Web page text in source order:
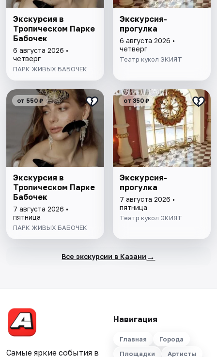
Экскурсия в
Тропическом Парке
Бабочек
6 августа 2026 •
четверг
ПАРК ЖИВЫХ БАБОЧЕК
Экскурсия-
прогулка
6 августа 2026 •
четверг
Театр кукол ЭКИЯТ
от 550 ₽
Экскурсия в
Тропическом Парке
Бабочек
7 августа 2026 •
пятница
ПАРК ЖИВЫХ БАБОЧЕК
от 350 ₽
Экскурсия-
прогулка
7 августа 2026 •
пятница
Театр кукол ЭКИЯТ
Все экскурсии в Казани →
Самые яркие события в
Навигация
Главная
Города
Площадки
Артисты